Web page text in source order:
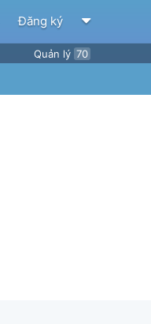
Đăng ký
Quản lý 70